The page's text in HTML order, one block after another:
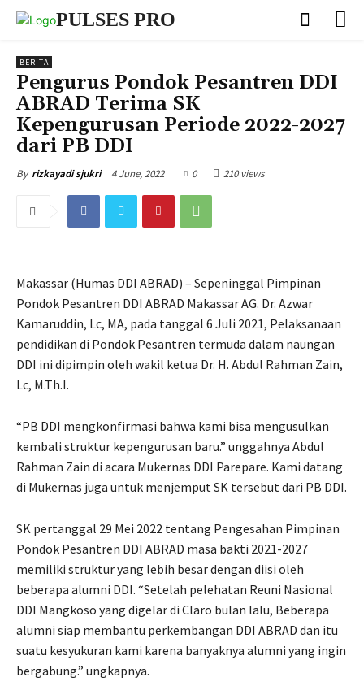
PULSES PRO
BERITA
Pengurus Pondok Pesantren DDI
ABRAD Terima SK
Kepengurusan Periode 2022-2027
dari PB DDI
By rizkayadi sjukri 4 June, 2022 0 210 views
Makassar (Humas DDI ABRAD) – Sepeninggal Pimpinan
Pondok Pesantren DDI ABRAD Makassar AG. Dr. Azwar
Kamaruddin, Lc, MA, pada tanggal 6 Juli 2021, Pelaksanaan
pendidikan di Pondok Pesantren termuda dalam naungan
DDI ini dipimpin oleh wakil ketua Dr. H. Abdul Rahman Zain,
Lc, M.Th.I.
“PB DDI mengkonfirmasi bahwa kami bisa mengusulkan
kembali struktur kepengurusan baru.” unggahnya Abdul
Rahman Zain di acara Mukernas DDI Parepare. Kami datang
di Mukernas juga untuk menjemput SK tersebut dari PB DDI.
SK pertanggal 29 Mei 2022 tentang Pengesahan Pimpinan
Pondok Pesantren DDI ABRAD masa bakti 2021-2027
memiliki struktur yang lebih besar dengan diisi oleh
beberapa alumni DDI. “Setelah pelehatan Reuni Nasional
DDI Mangkoso yang digelar di Claro bulan lalu, Beberapa
alumni siap membantu perkembangan DDI ABRAD dan itu
suatu kesyukuran kami karena banyaknya alumni yang ingin
bergabung.” ungkapnya.